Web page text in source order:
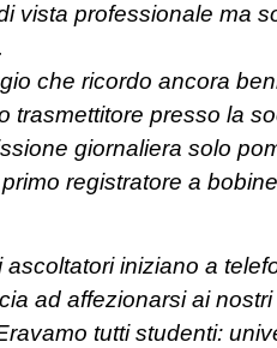
vista professionale ma
che ricordo ancora
trasmettitore presso la
giornaliera solo
registratore a
iniziano a
ad affezionarsi ai
tutti studenti: